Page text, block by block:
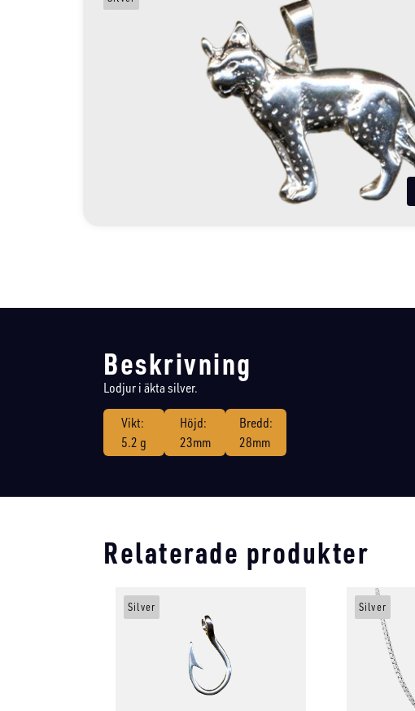
Beskrivning
Lodjur i äkta silver.
Vikt:
5.2 g
Höjd:
23mm
Bredd:
28mm
Relaterade produkter
Silver Silver